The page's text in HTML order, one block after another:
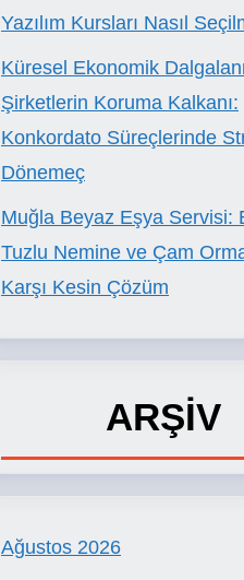
Yazılım Kursları Nasıl
Küresel Ekonomik
Şirketlerin Koruma Kalkanı:
Konkordato Süreçlerinde
Dönemeç
Muğla Beyaz Eşya Servisi:
Tuzlu Nemine ve Çam
Karşı Kesin Çözüm
ARŞİV
Ağustos 2026